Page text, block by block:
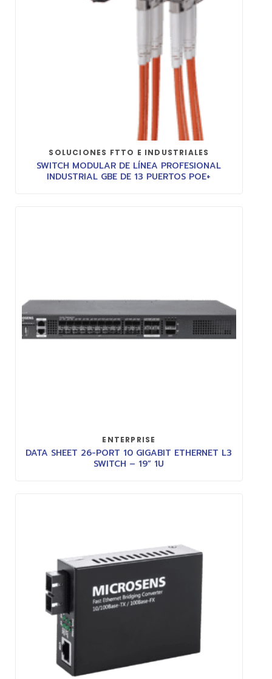
SOLUCIONES FTTO E INDUSTRIALES
SWITCH MODULAR DE LÍNEA PROFESIONAL
INDUSTRIAL GBE DE 13 PUERTOS POE+
ENTERPRISE
DATA SHEET 26-PORT 10 GIGABIT ETHERNET L3
SWITCH – 19” 1U